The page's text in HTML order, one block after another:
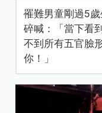
罹難男童剛過5
碎喊：「當下看
不到所有五官臉
你！」